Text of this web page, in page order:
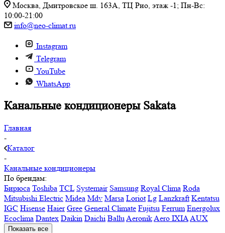
Москва, Дмитровское ш. 163А, ТЦ Рио, этаж -1; Пн-Вс:
10:00-21:00
info@neo-climat.ru
Instagram
Telegram
YouTube
WhatsApp
Канальные кондиционеры Sakata
Главная
-
Каталог
-
Канальные кондиционеры
По брендам:
Бирюса Toshiba TCL Systemair Samsung Royal Clima Roda
Mitsubishi Electric Midea Mdv Marsa Loriot Lg Lanzkraft Kentatsu
IGC Hisense Haier Gree General Climate Fujitsu Ferrum Energolux
Ecoclima Dantex Daikin Daichi BalluAeronikAero IXIAAUX
Показать все